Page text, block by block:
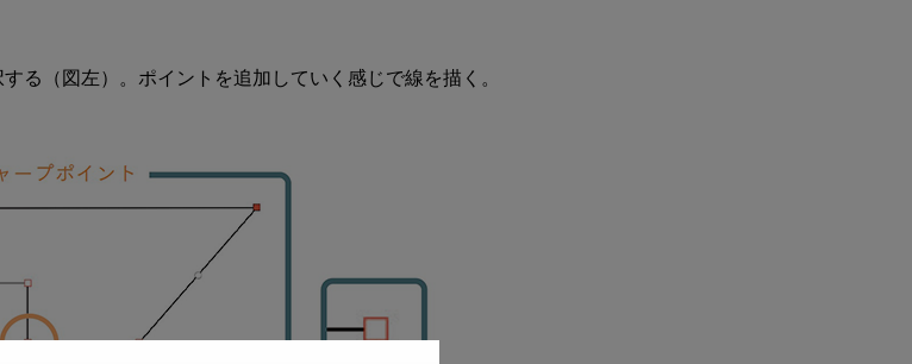
る（図左）。ポイントを追加していく感じで線を描く。